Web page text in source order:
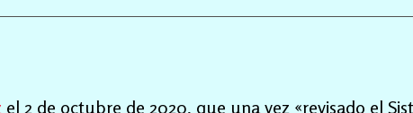
el 2 de octubre de 2020, que una vez «revisado el